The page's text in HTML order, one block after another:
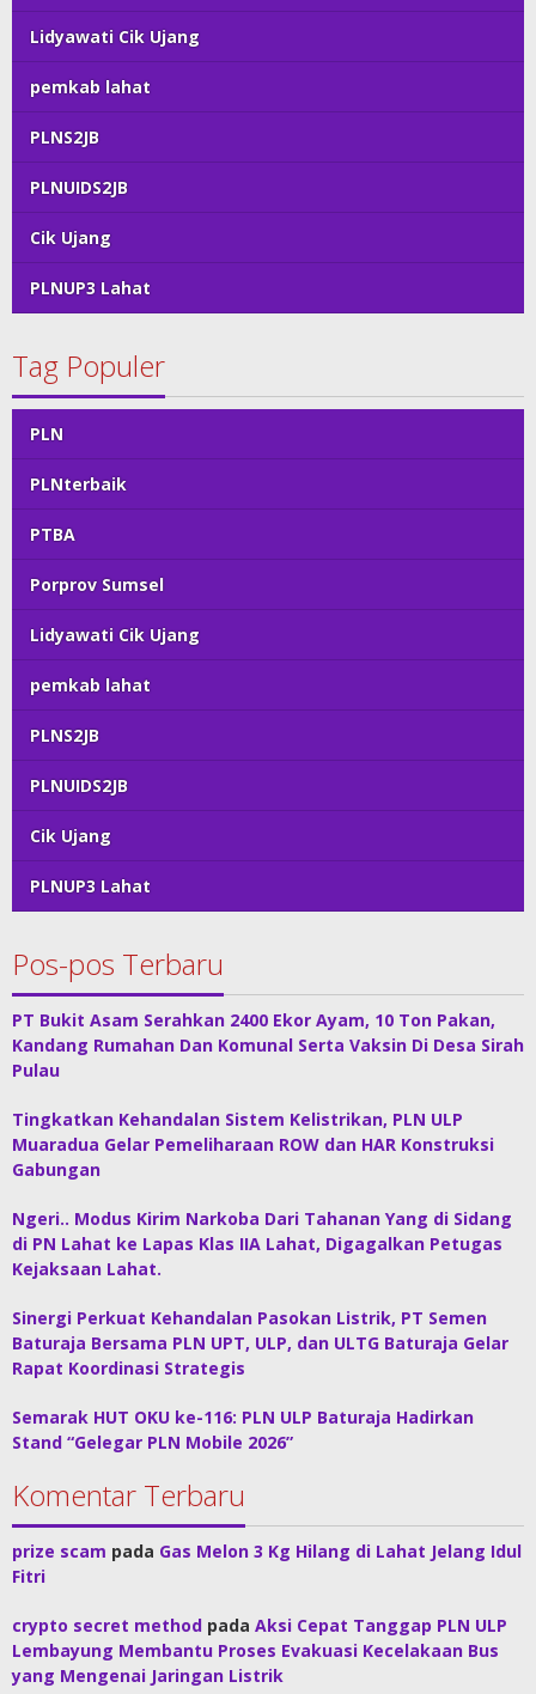
Lidyawati Cik Ujang
pemkab lahat
PLNS2JB
PLNUIDS2JB
Cik Ujang
PLNUP3 Lahat
Tag Populer
PLN
PLNterbaik
PTBA
Porprov Sumsel
Lidyawati Cik Ujang
pemkab lahat
PLNS2JB
PLNUIDS2JB
Cik Ujang
PLNUP3 Lahat
Pos-pos Terbaru
PT Bukit Asam Serahkan 2400 Ekor Ayam, 10 Ton Pakan,
Kandang Rumahan Dan Komunal Serta Vaksin Di Desa Sirah
Pulau
Tingkatkan Kehandalan Sistem Kelistrikan, PLN ULP
Muaradua Gelar Pemeliharaan ROW dan HAR Konstruksi
Gabungan
Ngeri.. Modus Kirim Narkoba Dari Tahanan Yang di Sidang
di PN Lahat ke Lapas Klas IIA Lahat, Digagalkan Petugas
Kejaksaan Lahat.
Sinergi Perkuat Kehandalan Pasokan Listrik, PT Semen
Baturaja Bersama PLN UPT, ULP, dan ULTG Baturaja Gelar
Rapat Koordinasi Strategis
Semarak HUT OKU ke-116: PLN ULP Baturaja Hadirkan
Stand “Gelegar PLN Mobile 2026”
Komentar Terbaru
prize scam pada Gas Melon 3 Kg Hilang di Lahat Jelang Idul
Fitri
crypto secret method pada Aksi Cepat Tanggap PLN ULP
Lembayung Membantu Proses Evakuasi Kecelakaan Bus
yang Mengenai Jaringan Listrik